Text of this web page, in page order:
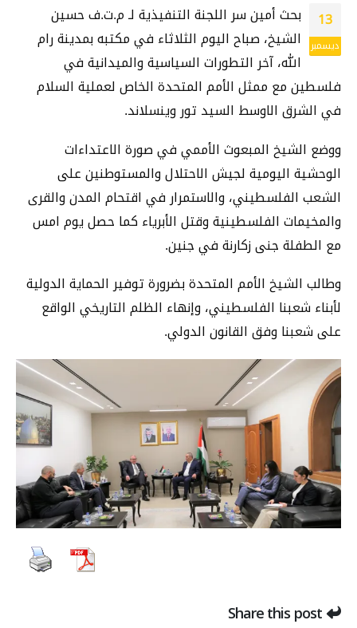
13
ديسمبر
بحث أمين سر اللجنة التنفيذية لـ م.ت.ف حسين
الشيخ، صباح اليوم الثلاثاء في مكتبه بمدينة رام
الله، آخر التطورات السياسية والميدانية في
فلسطين مع ممثل الأمم المتحدة الخاص لعملية السلام
في الشرق الاوسط السيد تور وينسلاند.
ووضع الشيخ المبعوث الأممي في صورة الاعتداءات
الوحشية اليومية لجيش الاحتلال والمستوطنين على
الشعب الفلسطيني، والاستمرار في اقتحام المدن والقرى
والمخيمات الفلسطينية وقتل الأبرياء كما حصل يوم امس
مع الطفلة جنى زكارنة في جنين.
وطالب الشيخ الأمم المتحدة بضرورة توفير الحماية الدولية
لأبناء شعبنا الفلسطيني، وإنهاء الظلم التاريخي الواقع
على شعبنا وفق القانون الدولي.
Share this post